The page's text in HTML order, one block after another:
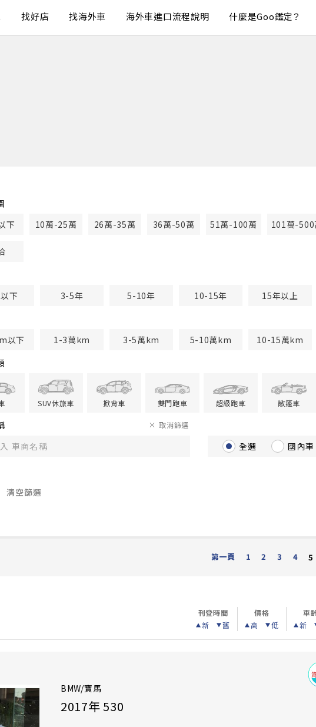
找好店 找海外車 海外車進口流程說明 什麼是Goo鑑定？
下
10萬-25萬 26萬-35萬 36萬-50萬 51萬-100萬 101萬-500
下
3-5年 5-10年 10-15年
15年以上
以下
1-3萬km 3-5萬km 5-10萬km
10-15萬km
SUV休旅車 掀背車 雙門跑車 超級跑車 敞篷車
取消篩選
全選 國內車
清空篩選
第一頁 1 2 3 4 5
刊登時間
新
舊
價格
高
低
車
新
BMW/寶馬
2017年 530